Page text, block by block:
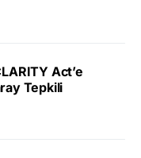
Act’e
Tepkili